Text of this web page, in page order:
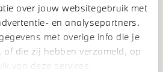
over jouw websitegebruik met
en analysepartners.
met overige info die je
of die zij hebben verzameld, op
van deze services.